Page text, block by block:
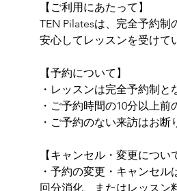
【ご利用にあたって】
TEN Pilatesは、完全予約制
安心してレッスンを受けて
【予約について】
・レッスンは完全予約制と
・ご予約時間の10分以上
・ご予約のない来訪はお断
【キャンセル・変更につい
・予約の変更・キャンセ
回分消化、またはレッスン